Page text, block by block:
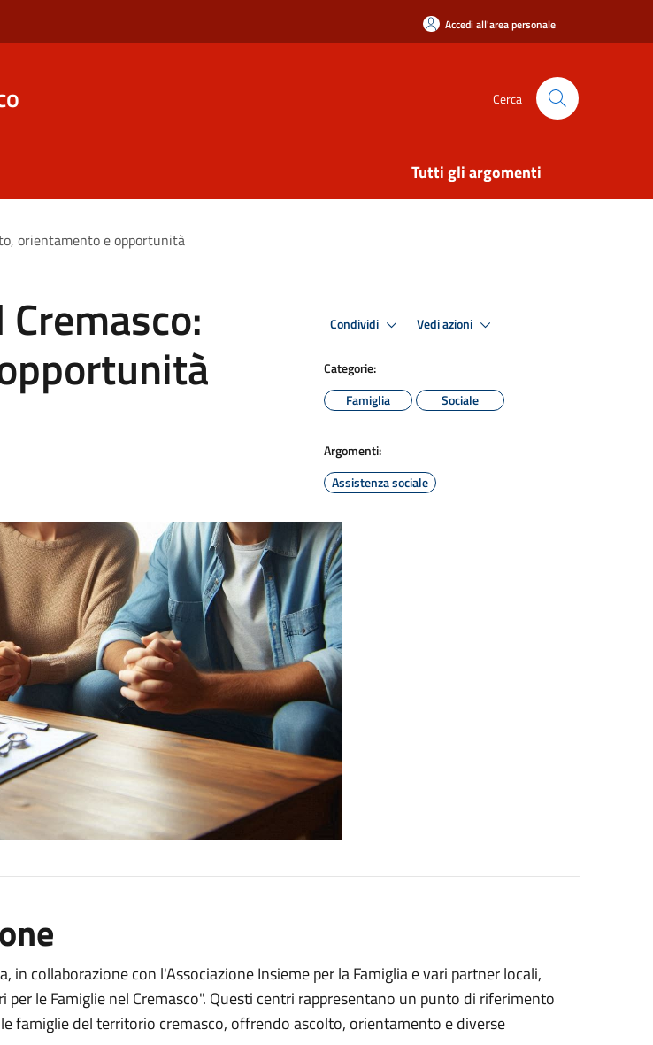
Accedi all'area personale
Cerca
Tutti gli argomenti
orientamento e opportunità
Condividi Vedi azioni
Categorie:
Famiglia
Sociale
Argomenti:
Assistenza sociale
in collaborazione con l'Associazione Insieme per la Famiglia e vari partner locali,
per le Famiglie nel Cremasco". Questi centri rappresentano un punto di riferimento
famiglie del territorio cremasco, offrendo ascolto, orientamento e diverse